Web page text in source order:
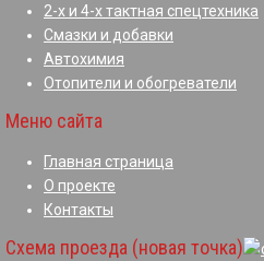
2-х и 4-х тактная спецтехника
Смазки и добавки
Автохимия
Отопители и обогреватели
Меню сайта
Главная страница
О проекте
Контакты
Схема проезда (новая точка)